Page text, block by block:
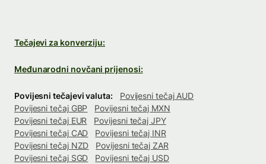
Tečajevi za konverziju:
Međunarodni novčani prijenosi:
Povijesni tečajevi valuta:
Povijesni tečaj AUD
Povijesni tečaj GBP
Povijesni tečaj MXN
Povijesni tečaj EUR
Povijesni tečaj JPY
Povijesni tečaj CAD
Povijesni tečaj INR
Povijesni tečaj NZD
Povijesni tečaj ZAR
Povijesni tečaj SGD
Povijesni tečaj USD